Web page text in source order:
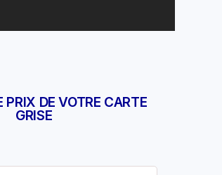
PRIX DE VOTRE CARTE
GRISE